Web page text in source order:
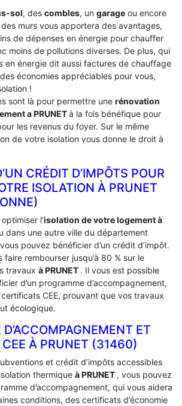
sol, des combles, un garage ou encore
des murs vous apportera des avantages,
de dépenses en énergie pour chauffer
moins de pollutions diverses. De plus, qui
en énergie dit aussi factures de chauffage
économies appréciables pour vous,
!
sont là pour permettre une rénovation
aPRUNETà la fois bénéfique pour
les revenus du foyer. Sur le même
de votre isolation vous donne le droit à
CRÉDIT D’IMPÔTS POUR
ISOLATION À ‎PRUNET
l’isolation de votre logement à
dans une autre ville du département
pouvez bénéficier d’un crédit d’impôt.
faire rembourser jusqu’à 80 % sur le
travaux à PRUNET . Il vous est possible
d’un programme d’accompagnement,
certificats CEE, prouvant que vos travaux
écologique.
ET
CEE À ‎PRUNET (31460)
et crédit d’impôts accessibles
thermique à PRUNET , vous pouvez
d’accompagnement, qui vous aidera
conditions, des certificats d’économie